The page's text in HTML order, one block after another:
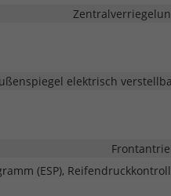
elektrisch
(ESP),